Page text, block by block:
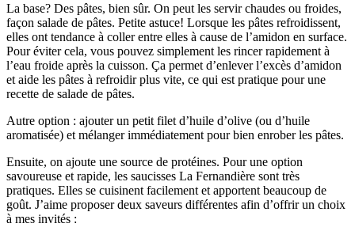
La base? Des pâtes, bien sûr. On peut les servir chaudes ou froides,
façon salade de pâtes. Petite astuce! Lorsque les pâtes refroidissent,
elles ont tendance à coller entre elles à cause de l’amidon en surface.
Pour éviter cela, vous pouvez simplement les rincer rapidement à
l’eau froide après la cuisson. Ça permet d’enlever l’excès d’amidon
et aide les pâtes à refroidir plus vite, ce qui est pratique pour une
recette de salade de pâtes.
Autre option : ajouter un petit filet d’huile d’olive (ou d’huile
aromatisée) et mélanger immédiatement pour bien enrober les pâtes.
Ensuite, on ajoute une source de protéines. Pour une option
savoureuse et rapide, les saucisses La Fernandière sont très
pratiques. Elles se cuisinent facilement et apportent beaucoup de
goût. J’aime proposer deux saveurs différentes afin d’offrir un choix
à mes invités :